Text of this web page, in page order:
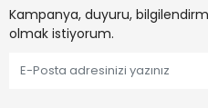
Kampanya, duyuru,
olmak istiyorum.